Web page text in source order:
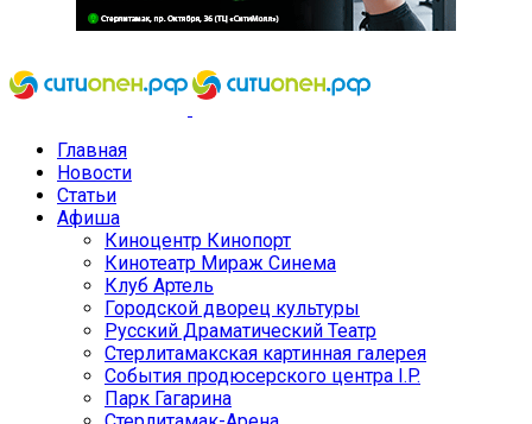
Главная
Новости
Статьи
Афиша
Киноцентр Кинопорт
Кинотеатр Мираж Синема
Клуб Артель
Городской дворец культуры
Русский Драматический Театр
Стерлитамакская картинная галерея
События продюсерского центра I.P.
Парк Гагарина